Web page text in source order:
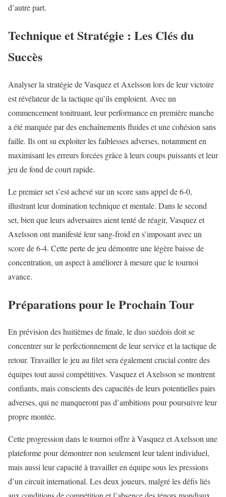
d’autre part.
Technique et Stratégie : Les Clés du
Succès
Analyser la stratégie de Vasquez et Axelsson lors de leur victoire
est révélateur de la tactique qu’ils emploient. Avec un
commencement tonitruant, leur performance en première manche
a été marquée par des enchaînements fluides et une cohésion sans
faille. Ils ont su exploiter les faiblesses adverses, notamment en
maximisant les erreurs forcées grâce à leurs coups puissants et leur
jeu de fond de court rapide.
Le premier set s’est achevé sur un score sans appel de 6-0,
illustrant leur domination technique et mentale. Dans le second
set, bien que leurs adversaires aient tenté de réagir, Vasquez et
Axelsson ont manifesté leur sang-froid en s’imposant avec un
score de 6-4. Cette perte de jeu démontre une légère baisse de
concentration, un aspect à améliorer à mesure que le tournoi
avance.
Préparations pour le Prochain Tour
En prévision des huitièmes de finale, le duo suédois doit se
concentrer sur le perfectionnement de leur service et la tactique de
retour. Travailler le jeu au filet sera également crucial contre des
équipes tout aussi compétitives. Vasquez et Axelsson se montrent
confiants, mais conscients des capacités de leurs potentielles pairs
adverses, qui ne manqueront pas d’ambitions pour poursuivre leur
propre montée.
Cette progression dans le tournoi offre à Vasquez et Axelsson une
plateforme pour démontrer non seulement leur talent individuel,
mais aussi leur capacité à travailler en équipe sous les pressions
d’un circuit international. Les deux joueurs, malgré les défis liés